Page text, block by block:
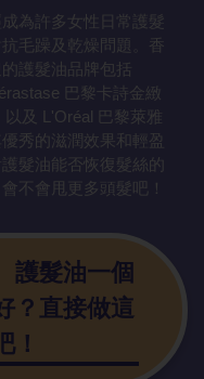
為許多女性日常護髮
毛躁及乾燥問題。香
護髮油品牌包括
巴黎卡詩金緻
及 L'Oréal 巴黎萊雅
秀的滋潤效果和輕盈
髮油能否恢復髮絲的
不會甩更多頭髮吧！
護髮油一個
？直接做這
！